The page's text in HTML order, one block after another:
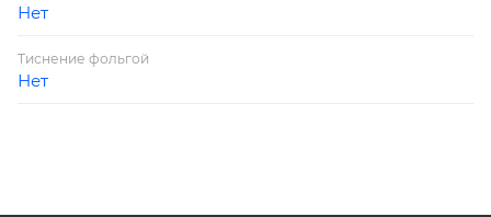
Нет
Тиснение фольгой
Нет